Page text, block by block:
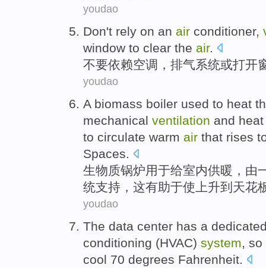
youdao
Don't rely on an air conditioner,
window to clear the air.
不要依赖空调 ， 排气系统或打开
youdao
Abiomass boiler used to heat
mechanical ventilation and heat
to circulate warm air that rises
Spaces.
生物质锅炉用于给室内供暖 ， 由
统支持 ， 这有助于使 上升到 天花
youdao
The data center has a
conditioning (HVAC) system, so
cool 70 degrees Fahrenheit.